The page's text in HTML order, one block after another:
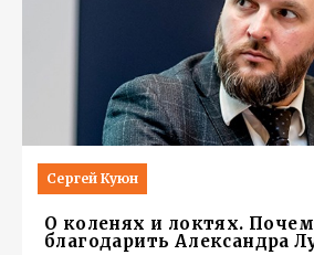
Сергей Куюн
О коленях и локтях.
благодарить Александра